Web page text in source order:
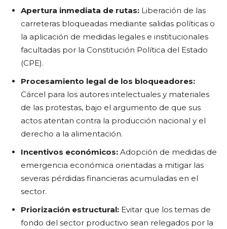
Apertura inmediata de rutas: Liberación de las
carreteras bloqueadas mediante salidas políticas o
la aplicación de medidas legales e institucionales
facultadas por la Constitución Política del Estado
(CPE).
Procesamiento legal de los bloqueadores:
Cárcel para los autores intelectuales y materiales
de las protestas, bajo el argumento de que sus
actos atentan contra la producción nacional y el
derecho a la alimentación.
Incentivos económicos: Adopción de medidas de
emergencia económica orientadas a mitigar las
severas pérdidas financieras acumuladas en el
sector.
Priorización estructural: Evitar que los temas de
fondo del sector productivo sean relegados por la